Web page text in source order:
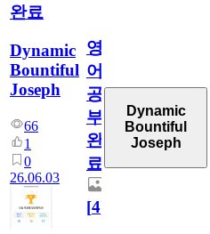
완료
Dynamic
Bountiful
Joseph
66
1
0
26.06.03
영
어
공
부
완
료
[4]
Dynamic
Bountiful
Joseph